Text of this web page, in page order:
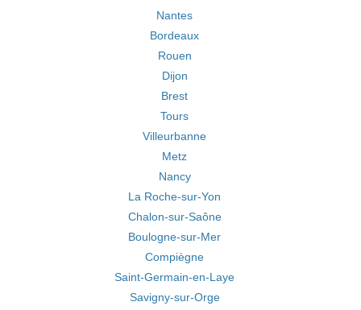
Nantes
Bordeaux
Rouen
Dijon
Brest
Tours
Villeurbanne
Metz
Nancy
La Roche-sur-Yon
Chalon-sur-Saône
Boulogne-sur-Mer
Compiègne
Saint-Germain-en-Laye
Savigny-sur-Orge